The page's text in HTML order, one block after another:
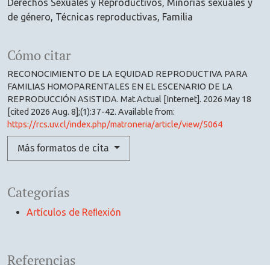
Derechos Sexuales y Reproductivos Minorías sexuales y
de género Técnicas reproductivas Familia
Categorías
Artículos de Reﬂexión
Cómo citar
RECONOCIMIENTO DE LA EQUIDAD REPRODUCTIVA PARA
FAMILIAS HOMOPARENTALES EN EL ESCENARIO DE LA
REPRODUCCIÓN ASISTIDA. Mat.Actual [Internet]. 2026 May 18
[cited 2026 Aug. 8];(1):37-42. Available from:
https://rcs.uv.cl/index.php/matroneria/article/view/5064
Más formatos de cita
Referencias